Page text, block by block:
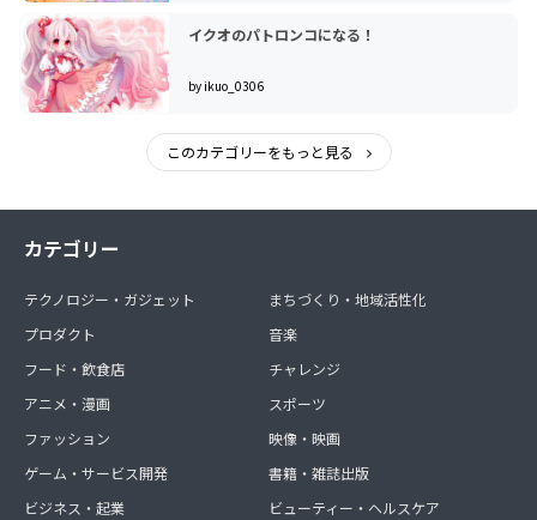
イクオのパトロンコになる！
by ikuo_0306
このカテゴリーをもっと見る
カテゴリー
テクノロジー・ガジェット
プロダクト
フード・飲食店
アニメ・漫画
ファッション
ゲーム・サービス開発
ビジネス・起業
まちづくり・地域活性化
音楽
チャレンジ
スポーツ
映像・映画
書籍・雑誌出版
ビューティー・ヘルスケア